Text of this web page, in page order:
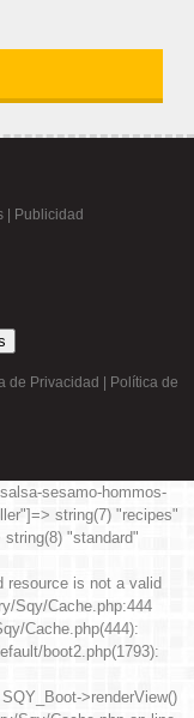
| Publicidad
de Privacidad
Política de
sesamo-hommos-
string(7) "recipes"
"standard"
resource is not a valid
Sqy/Cache.php:444
Cache.php(444):
boot2.php(1793):
>renderView()